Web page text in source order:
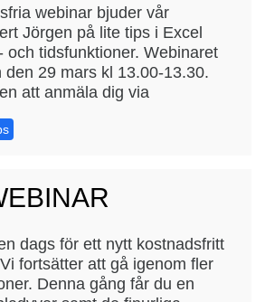
webinar bjuder vår
Jörgen på lite tips i Excel
och tidsfunktioner. Webinaret
den 29 mars kl 13.00-13.30.
att anmäla dig via
dags för ett nytt kostnadsfritt
fortsätter att gå igenom fler
Denna gång får du en